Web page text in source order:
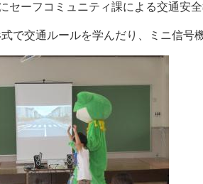
セーフコミュニティ課による交通安全
で交通ルールを学んだり、ミニ信号